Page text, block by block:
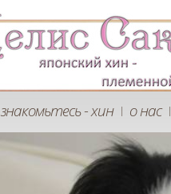
знакомьтесь - хин | о нас |